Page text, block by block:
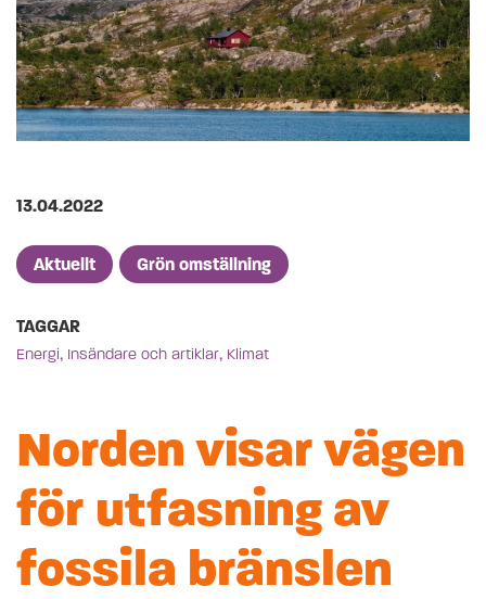
Publicerad på
13.04.2022
Artikelkategorier
Aktuellt Grön omställning
TAGGAR
Energi, Insändare och artiklar, Klimat
Norden visar vägen
för utfasning av
fossila bränslen